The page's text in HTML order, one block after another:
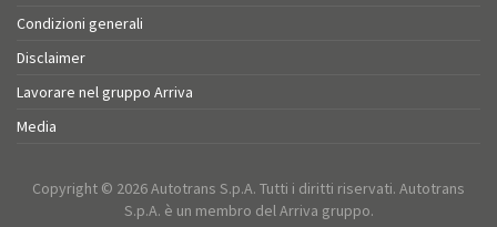
Condizioni generali
Disclaimer
Lavorare nel gruppo Arriva
Media
Copyright © 2026 Autotrans S.p.A. Tutti i diritti riservati. Autotrans
S.p.A. è un membro del Arriva gruppo.